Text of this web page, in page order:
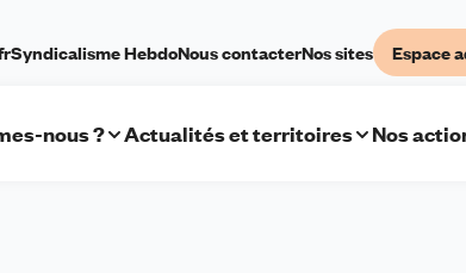
Syndicalisme HebdoNous contacterNos sites Espace
nous ? Actualités et territoires Nos